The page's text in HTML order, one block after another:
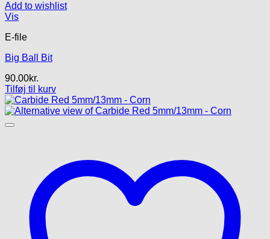
Add to wishlist
Vis
E-file
Big Ball Bit
90.00kr.
Tilføj til kurv